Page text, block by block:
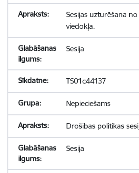
Sesijas uzturēšana
viedokļa.
Sesija
TS01c44137
Nepieciešams
Drošības politikas
Sesija